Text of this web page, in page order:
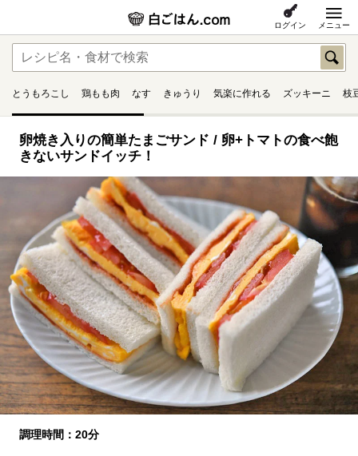
ログイン メニュー
とうもろこし 鶏もも肉 なす きゅうり 気楽に作れる ズッキーニ 枝
卵焼き入りの簡単たまごサンド / 卵+トマトの食べ飽
きないサンドイッチ！
調理時間：20分